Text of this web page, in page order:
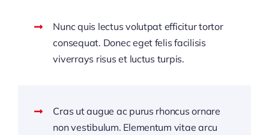
Nunc quis lectus volutpat efficitur tortor
consequat. Donec eget felis facilisis
viverrays risus et luctus turpis.
Cras ut augue ac purus rhoncus ornare
non vestibulum. Elementum vitae arcu